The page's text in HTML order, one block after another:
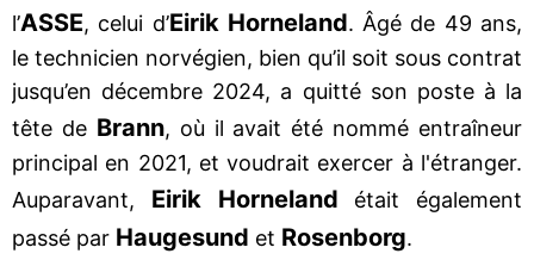
l’ASSE, celui d’Eirik Horneland. Âgé de 49 ans,
le technicien norvégien, bien qu’il soit sous contrat
jusqu’en décembre 2024, a quitté son poste à la
tête de Brann, où il avait été nommé entraîneur
principal en 2021, et voudrait exercer à l'étranger.
Auparavant, Eirik Horneland
était également
passé par Haugesund et Rosenborg.